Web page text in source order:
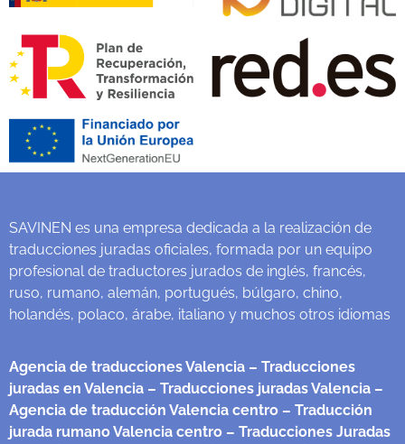
SAVINEN es una empresa dedicada a la realización de
traducciones juradas oficiales, formada por un equipo
profesional de traductores jurados de inglés, francés,
ruso, rumano, alemán, portugués, búlgaro, chino,
holandés, polaco, árabe, italiano y muchos otros idiomas
Agencia de traducciones Valencia – Traducciones
juradas en Valencia – Traducciones juradas Valencia –
Agencia de traducción Valencia centro – Traducción
jurada rumano Valencia centro – Traducciones Juradas